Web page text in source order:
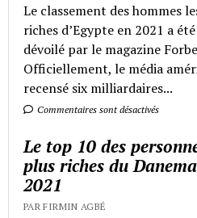
Le classement des hommes
riches d’Egypte en 2021 a été
dévoilé par le magazine
Officiellement, le média
recensé six milliardaires...
Commentaires sont désactivés
Le top 10 des
plus riches du
2021
PAR FIRMIN AGBÉ